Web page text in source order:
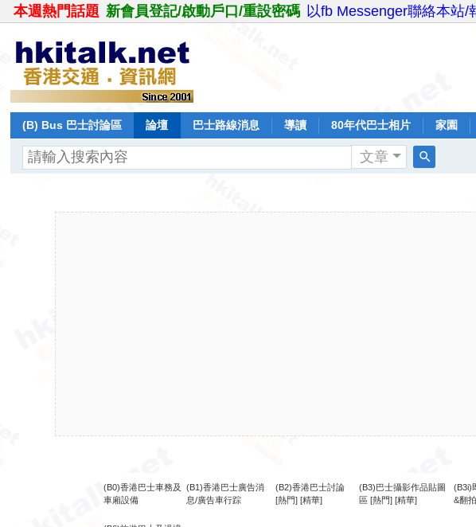
本週熱門話題 新會員登記/啟動戶口/重設密碼 以fb Messenger聯絡本站/
(B) Bus 巴士討論區 論壇 巴士路線消息 導讀 80年代巴士相片 家園
文章
(B0)香港巴士車務及
車廂設備
(B1)香港巴士廣告消
息/廣告車行踪
(B2)香港巴士討論
[熱門] [精華]
(B3)巴士攝影作品貼圖
區 [熱門] [精華]
(B3i)
&翻